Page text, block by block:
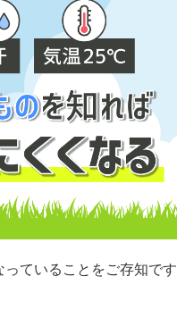
ていることをご存知です